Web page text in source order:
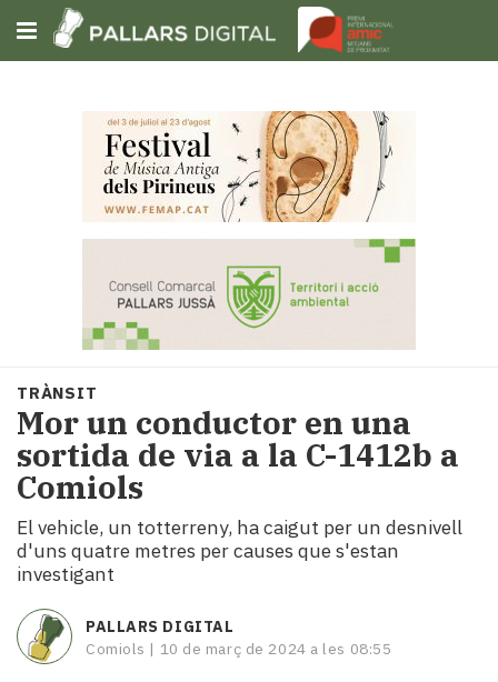
Subscriu-t'hi
Portada
Societat
Política
i
municipis
Economia
turisme
Cultura
Esports
Mai
tant!
TV
TRÀNSIT
​Mor un conductor en una
sortida de via a la C-1412b a
Comiols
El vehicle, un totterreny, ha caigut per un desnivell
d'uns quatre metres per causes que s'estan
investigant
PALLARS DIGITAL
Comiols | 10 de març de 2024 a les 08:55